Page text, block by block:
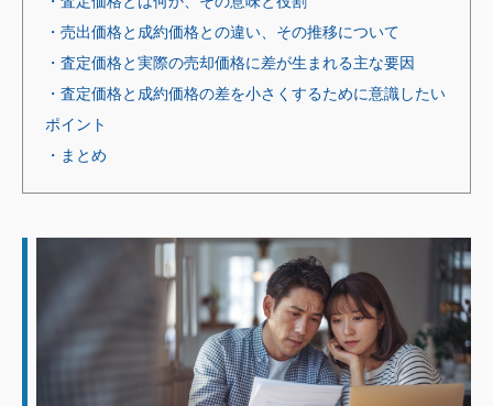
・売出価格と成約価格との違い、その推移について
・査定価格と実際の売却価格に差が生まれる主な要因
・査定価格と成約価格の差を小さくするために意識したい
ポイント
・まとめ